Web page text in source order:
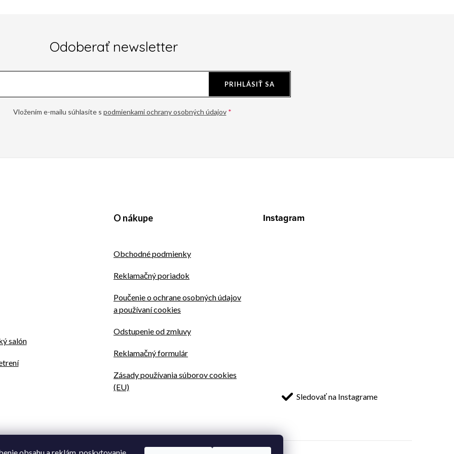
Odoberať newsletter
Vložením e-mailu súhlasíte s podmienkami ochrany osobných údajov
PRIHLÁSIŤ SA
salón
O nákupe
Obchodné podmienky
Reklamačný poriadok
Poučenie o ochrane osobných údajov
a používaní cookies
Odstupenie od zmluvy
Reklamačný formulár
Zásady používania súborov cookies
(EU)
Instagram
Sledovať na Instagrame